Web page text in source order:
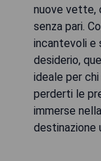
nuove vette,
senza pari.
incantevoli e
desiderio,
ideale per
perderti le
immerse
destinazione